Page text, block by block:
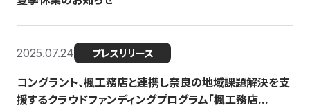
2025.07.24 プレスリリース
コングラント、楓工務店と連携し奈良の地域課題解決を支
援するクラウドファンディングプログラム「楓工務店...